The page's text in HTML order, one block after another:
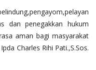
dan penegakkan hukum
aman bagi masyarakat
Charles Rihi Pati.,S.Sos.